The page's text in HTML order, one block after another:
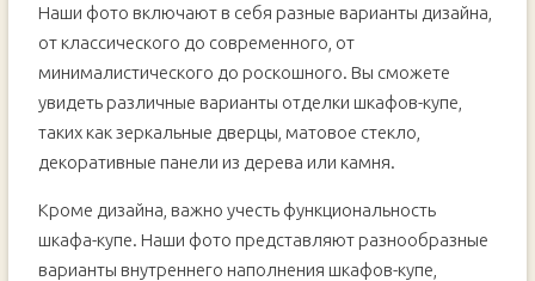
Наши фото включают в себя разные варианты дизайна,
от классического до современного, от
минималистического до роскошного. Вы сможете
увидеть различные варианты отделки шкафов-купе,
таких как зеркальные дверцы, матовое стекло,
декоративные панели из дерева или камня.
Кроме дизайна, важно учесть функциональность
шкафа-купе. Наши фото представляют разнообразные
варианты внутреннего наполнения шкафов-купе,